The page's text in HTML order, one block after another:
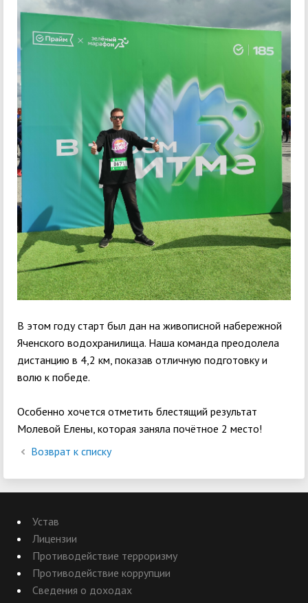
В этом году старт был дан на живописной набережной
Яченского водохранилища. Наша команда преодолела
дистанцию в 4,2 км, показав отличную подготовку и
волю к победе.
Особенно хочется отметить блестящий результат
Молевой Елены, которая заняла почётное 2 место!
Возврат к списку
Устав
Лицензии
Противодействие терроризму
Противодействие коррупции
Сведения о доходах